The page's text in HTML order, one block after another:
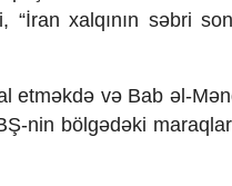
“İran xalqının səbri
etməkdə və Bab əl-
nin bölgədəki